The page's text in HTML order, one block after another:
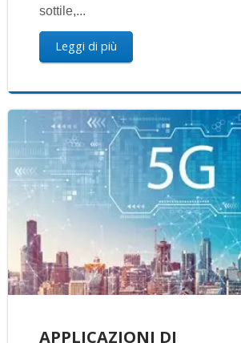
sottile,...
Leggi di più
APPLICAZIONI DI